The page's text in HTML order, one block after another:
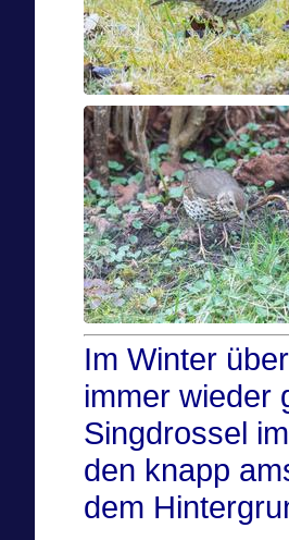
Im Winter
immer wieder
Singdrossel
den knapp
dem